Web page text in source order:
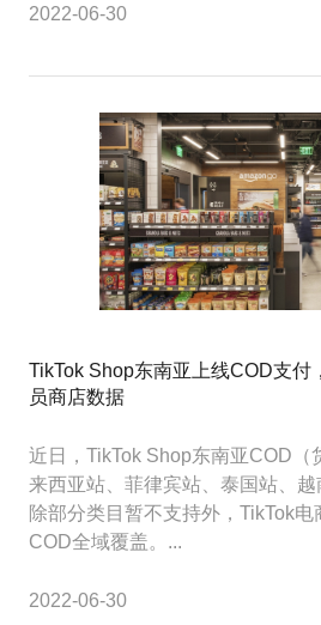
2022-06-30
TikTok Shop东南亚上线COD支付
员商店数据
近日，TikTok Shop东南亚COD（
来西亚站、菲律宾站、泰国站、越
除部分类目暂不支持外，TikTok
COD全域覆盖。...
2022-06-30